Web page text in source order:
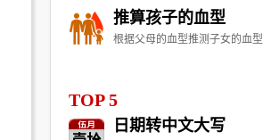
推算孩子的血型
根据父母的血型推测子女的血型
TOP 5
日期转中文大写